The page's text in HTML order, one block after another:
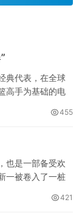
典代表，在全球
高手为基础的电
455
也是一部备受欢
一被卷入了一桩
421